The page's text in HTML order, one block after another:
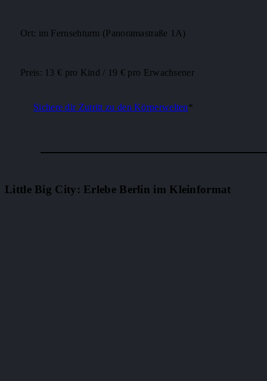
Ort: im Fernsehturm (Panoramastraße 1A)
Preis: 13 € pro Kind / 19 € pro Erwachsener
Sichere dir Zutritt zu den Körperwelten*
Little Big City: Erlebe Berlin im Kleinformat